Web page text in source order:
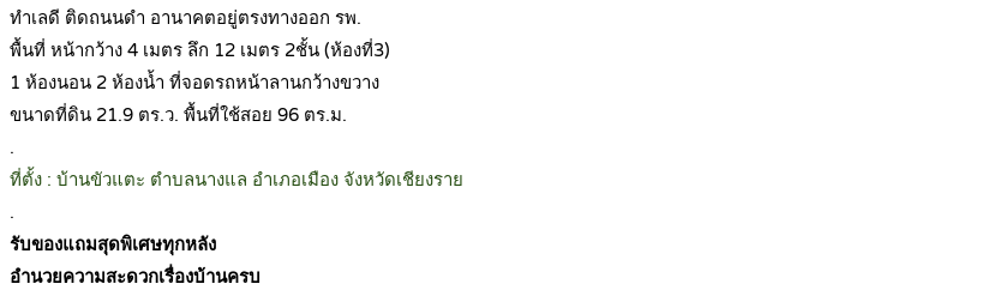
ทำเลดี ติดถนนดำ อานาคตอยู่ตรงทางออก รพ.
พื้นที่ หน้ากว้าง 4 เมตร ลึก 12 เมตร 2ชั้น (ห้องที่3)
1 ห้องนอน 2 ห้องน้ำ ที่จอดรถหน้าลานกว้างขวาง
ขนาดที่ดิน 21.9 ตร.ว. พื้นที่ใช้สอย 96 ตร.ม.
.
ที่ตั้ง : บ้านขัวแตะ ตำบลนางแล อำเภอเมือง จังหวัดเชียงราย
.
รับของแถมสุดพิเศษทุกหลัง
อำนวยความสะดวกเรื่องบ้านครบ